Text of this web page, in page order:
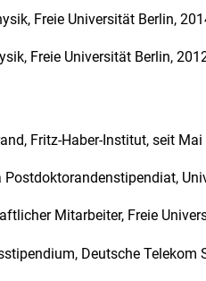
Freie Universität Berlin,
Freie Universität Berlin,
Fritz-Haber-Institut, seit Mai
Postdoktorandenstipendiat,
Mitarbeiter, Freie
Deutsche Telekom